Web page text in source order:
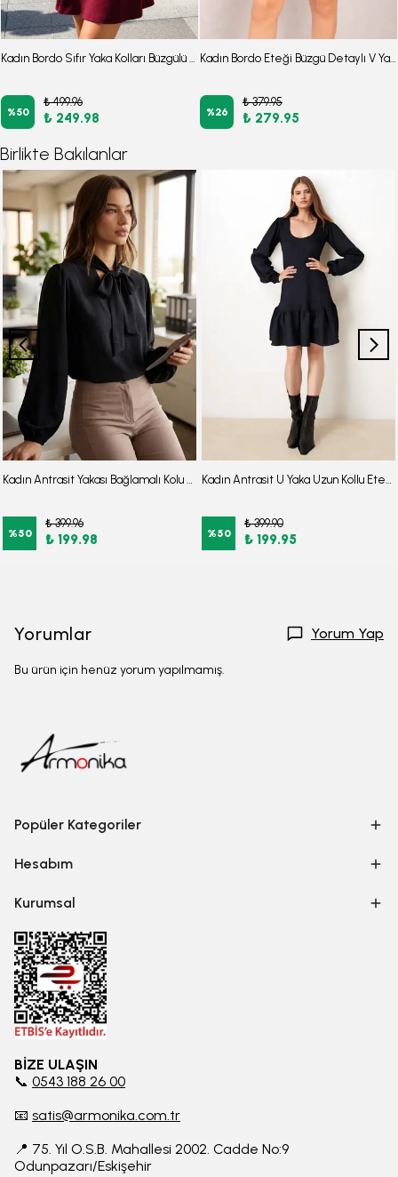
Kadın Bordo Sıfır Yaka Kolları Büzgülü Kulplu Uzun Kol Elbise ARM-26K001033
%50
₺ 499.96
₺ 249.98
Kadın Bordo Eteği Büzgü Detaylı V Yaka Simli Mini Elbise ARM-24K001050
%26
₺ 379.95
₺ 279.95
Birlikte Bakılanlar
Kadın Antrasit Yakası Bağlamalı Kolu Lastikli Bluz ARM-25K001096
%50
₺ 399.96
₺ 199.98
Kadın Antrasit U Yaka Uzun Kollu Etek Ucu Fırfırlı Likralı Elbise ARM-26K001012
%50
₺ 399.90
₺ 199.95
Yorumlar Yorum Yap
Bu ürün için henüz yorum yapılmamış.
Popüler Kategoriler
Hesabım
Kurumsal
BİZE ULAŞIN
📞 0543 188 26 00
📧 satis@armonika.com.tr
📍 75. Yıl O.S.B. Mahallesi 2002. Cadde No:9
Odunpazarı/Eskişehir